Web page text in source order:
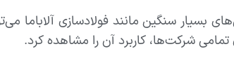
سنگین مانند فولادسازی آلاباما
شرکت‌ها، کاربرد آن را مشاهده کرد.